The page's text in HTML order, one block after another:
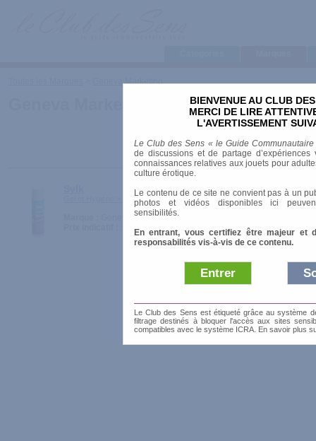
BIENVENUE AU CLUB
MERCI DE LIRE
L'AVERTISSEMENT
Le Club des Sens « le Guide
de discussions et de partage
connaissances relatives aux jouets pour
culture érotique.
Le contenu de ce site ne convient pas à un
photos et vidéos disponibles ici
sensibilités.
En entrant, vous certifiez être majeur et
responsabilités vis-à-vis de ce contenu.
Entrer
Le Club des Sens est étiqueté grâce au système
filtrage destinés à bloquer l'accès aux sites
compatibles avec le système ICRA. En savoir plus
Geneva Marketing
Gel et Hygiène > Lubrifiants
Geneva Marketing
10.95 €